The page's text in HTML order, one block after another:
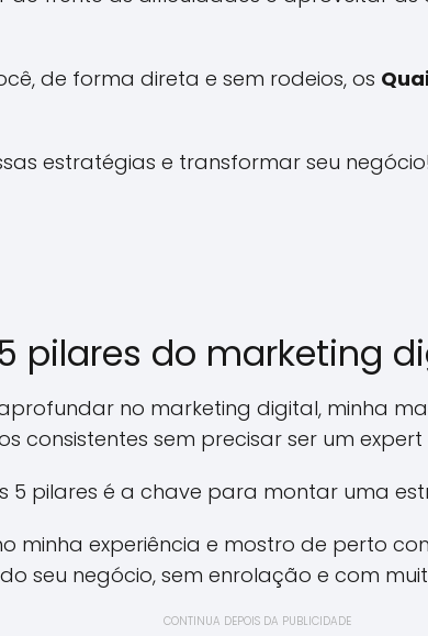
de forma direta e sem rodeios, os
estratégias e transformar seu negócio!
pilares do marketing
no marketing digital, minha
consistentes sem precisar ser um
5 pilares é a chave para montar uma
minha experiência e mostro de perto
seu negócio, sem enrolação e com
CONTINUA DEPOIS DA PUBLICIDADE